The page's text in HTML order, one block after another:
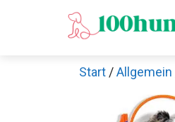
Start /Allgemein